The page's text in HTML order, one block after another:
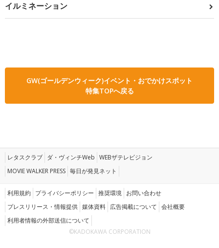
イルミネーション
GW(ゴールデンウィーク)イベント・おでかけスポット
特集TOPへ戻る
レタスクラブ ダ・ヴィンチWeb WEBザテレビジョン
MOVIE WALKER PRESS 毎日が発見ネット
利用規約 プライバシーポリシー 推奨環境 お問い合わせ
プレスリリース・情報提供 媒体資料 広告掲載について 会社概要
利用者情報の外部送信について
©KADOKAWA CORPORATION